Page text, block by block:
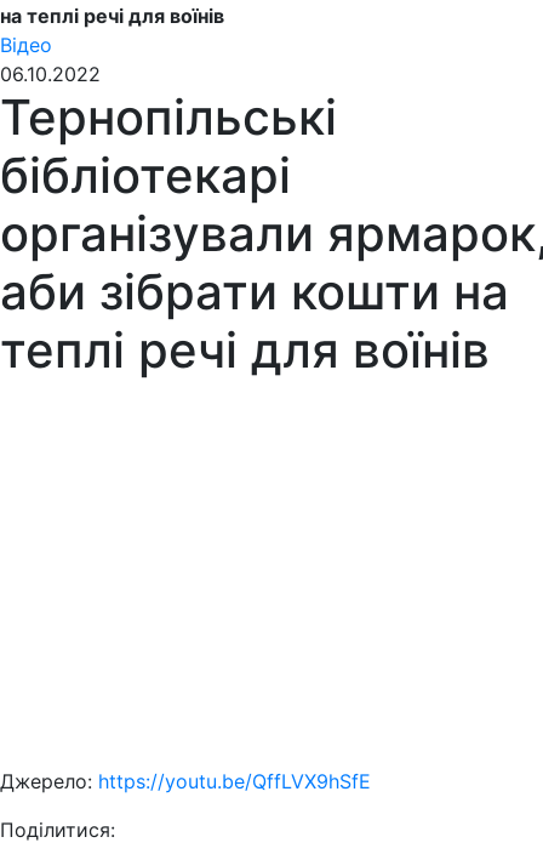
на теплі речі для воїнів
Відео
06.10.2022
Тернопільські
бібліотекарі
організували
аби зібрати кошти на
теплі речі для воїнів
Джерело: https://youtu.be/QffLVX9hSfE
Поділитися: